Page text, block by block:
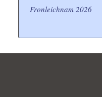
Fronleichnam 2026